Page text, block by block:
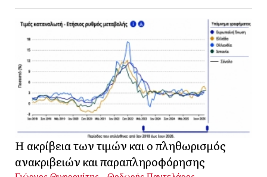
Η ακρίβεια των τιμών και ο πληθωρισμός
ανακριβειών και παραπληροφόρησης